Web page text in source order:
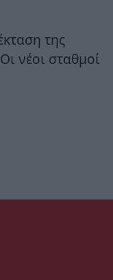
της
νέοι σταθμοί